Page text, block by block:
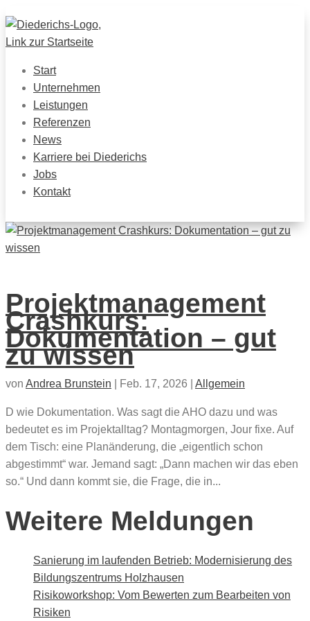
Start
Unternehmen
Leistungen
Referenzen
News
Karriere bei Diederichs
Jobs
Kontakt
Projektmanagement
Crashkurs:
Dokumentation – gut
zu wissen
von Andrea Brunstein Feb. 17, 2026 Allgemein
D wie Dokumentation. Was sagt die AHO dazu und was
bedeutet es im Projektalltag? Montagmorgen, Jour fixe. Auf
dem Tisch: eine Planänderung, die „eigentlich schon
abgestimmt“ war. Jemand sagt: „Dann machen wir das eben
so.“ Und dann kommt sie, die Frage, die in...
Weitere Meldungen
Sanierung im laufenden Betrieb: Modernisierung des
Bildungszentrums Holzhausen
Risikoworkshop: Vom Bewerten zum Bearbeiten von
Risiken